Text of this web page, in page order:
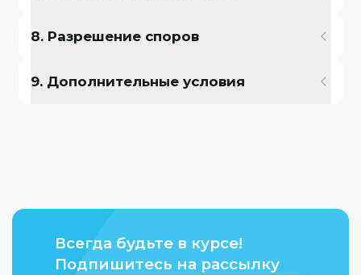
8. Разрешение споров
9. Дополнительные условия
Всегда будьте в курсе!
Подпишитесь на рассылку